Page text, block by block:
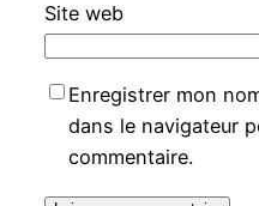
Site web
Enregistrer mon
dans le navigateur
commentaire.